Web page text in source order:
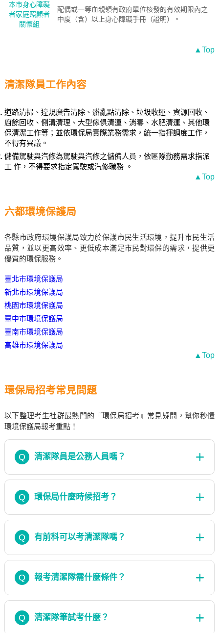
本市身心障礙
者家庭照顧者
關懷組
配偶或一等血親領有政府單位核發的有效期限內之
中度（含）以上身心障礙手冊（證明）。
▲Top
清潔隊員工作內容
道路清掃、違規廣告清除、髒亂點清除、垃圾收運、資源回收、
廚餘回收、側溝清理、大型傢俱清運、消毒、水肥清運、其他環
保清潔工作等；並依環保局實際業務需求，統一指揮調度工作，
不得有異議。
儲備駕駛與汽修為駕駛與汽修之儲備人員，依區隊勤務需求指派
工 作，不得要求指定駕駛或汽修職務 。
▲Top
六都環境保護局
各縣市政府環境保護局致力於保護市民生活環境，提升市民生活
品質，並以更高效率、更低成本滿足市民對環保的需求，提供更
優質的環保服務。
臺北市環境保護局
新北市環境保護局
桃園市環境保護局
臺中市環境保護局
臺南市環境保護局
高雄市環境保護局
▲Top
環保局招考常見問題
以下整理考生社群最熱門的『環保局招考』常見疑問，幫你秒懂
環境保護局報考重點！
Q 清潔隊員是公務人員嗎？
Q 環保局什麼時候招考？
Q 有前科可以考清潔隊嗎？
Q 報考清潔隊需什麼條件？
Q 清潔隊筆試考什麼？